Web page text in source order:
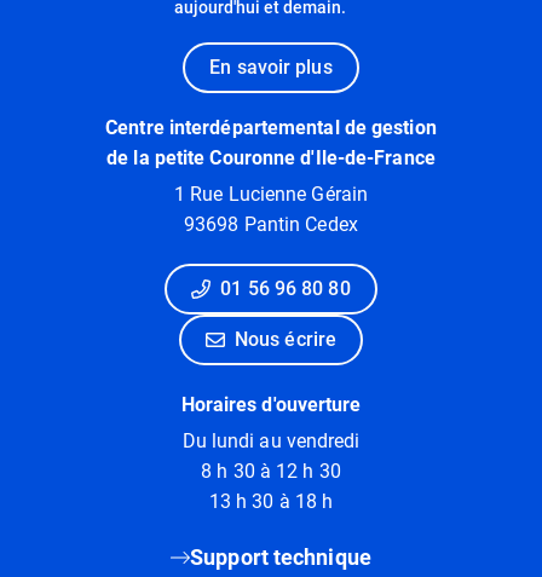
aujourd'hui et demain.
En savoir plus
Centre interdépartemental de gestion
de la petite Couronne d'Ile-de-France
1 Rue Lucienne Gérain
93698 Pantin Cedex
01 56 96 80 80
Nous écrire
Horaires d'ouverture
Du lundi au vendredi
8 h 30 à 12 h 30
13 h 30 à 18 h
Support technique